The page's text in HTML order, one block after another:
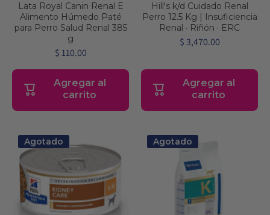
Lata Royal Canin Renal E
Alimento Húmedo Paté
para Perro Salud Renal 385
g
$ 110.00
Agregar al
carrito
Hill's k/d Cuidado Renal
Perro 12.5 Kg | Insuficiencia
Renal · Riñón · ERC
$ 3,470.00
Agregar al
carrito
Agotado Agotado